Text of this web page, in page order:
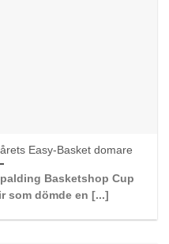
Easy-Basket domare
Basketshop Cup
som dömde en [...]